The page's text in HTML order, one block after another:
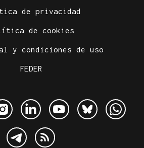
de privacidad
de cookies
y condiciones de uso
FEDER